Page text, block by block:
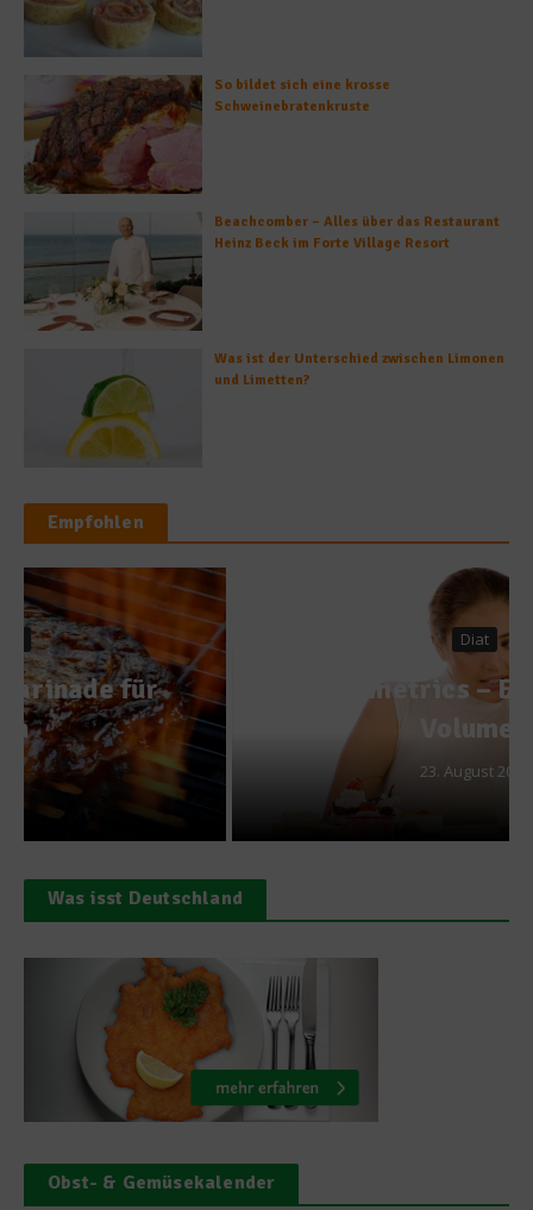
So bildet sich eine krosse
Schweinebratenkruste
Beachcomber – Alles über das Restaurant
Heinz Beck im Forte Village Resort
Was ist der Unterschied zwischen Limonen
und Limetten?
Empfohlen
Volumetrics – Essen nach
Volumen
Was isst Deutschland
Obst- & Gemüsekalender